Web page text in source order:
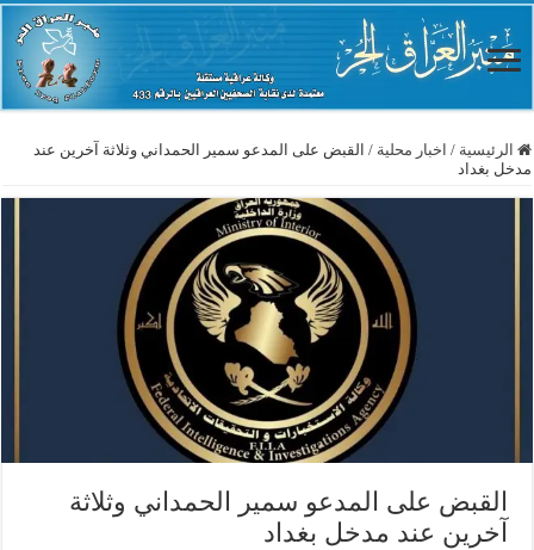
الرئيسية / اخبار محلية / القبض على المدعو سمير الحمداني وثلاثة آخرين عند
مدخل بغداد
القبض على المدعو سمير الحمداني وثلاثة
آخرين عند مدخل بغداد